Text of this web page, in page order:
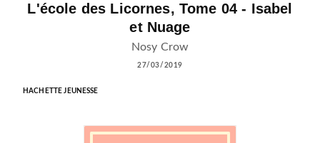
L'école des Licornes, Tome 04 - Isabel
et Nuage
Nosy Crow
27/03/2019
HACHETTE JEUNESSE